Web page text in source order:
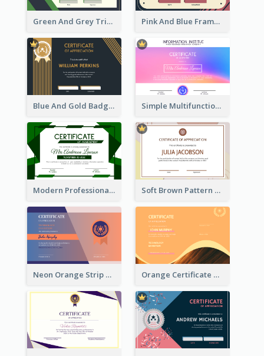
Green And Grey Triangles With Badge Certificate Pink And Blue Frame Company Certificate
Blue And Gold Badge Appreciation Certificate Simple Multifunctional Certificate Design Ideas
Modern Professional Green Certificate Design Template Soft Brown Pattern Certificate
Neon Orange Strip Certificate Design For Apprciation Orange Certificate Design Of Appreciation Of Wood Texture